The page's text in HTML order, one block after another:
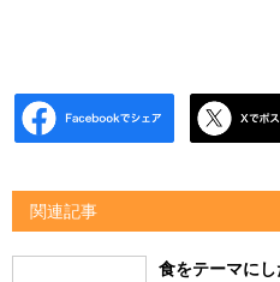
関連記事
食をテーマに